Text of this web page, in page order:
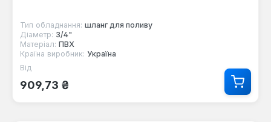
Тип обладнання: шланг для поливу
Діаметр: 3/4"
Матеріал: ПВХ
Країна виробник: Україна
Звичайна ціна:
Від
909,73 ₴